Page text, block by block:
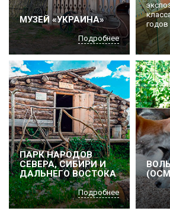
МУЗЕЙ «УКРАИНА»
Подробнее
годов
ПАРК НАРОДОВ
СЕВЕРА, СИБИРИ И
ДАЛЬНЕГО ВОСТОКА
Подробнее